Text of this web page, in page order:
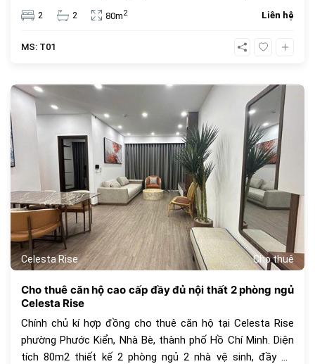
thiết bị nội thất, giá bán 5,7 tỷ bao thuế phí. Tiện ích dự án
Celesta Rise mang lại dành cho cư dân với những dịch vụ
tiện nghi, cao cấp mang tiêu chuẩn của một căn hộ
hồ bơi cho trẻ trên 5 tuổi, khu BBQ, khu cấm trại, sân
tennis, sân bóng rổ, sân golf mini, khu tắm hơi, Jacuzzi,
khu hát karaoke, trung tâm Gym và Yoga, công viên cho
thú cưng, khu chiếu phim ngoài trời, khu nhà trên cây, khu
cắm trại,..
2 2 80m2 Liên hệ
MS: T01
Celesta Rise Cho thuê
381
Cho thuê căn hộ cao cấp đầy đủ nội thất 2 phòng ngủ
Celesta Rise
Chính chủ kí hợp đồng cho thuê căn hộ tại Celesta Rise
phường Phước Kiển, Nhà Bè, thành phố Hồ Chí Minh. Diện
tích 80m2 thiết kế 2 phòng ngủ 2 nhà vệ sinh, đầy đủ